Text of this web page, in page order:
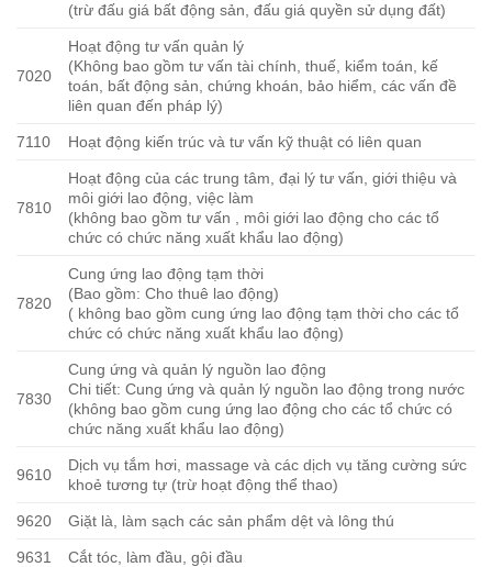
(trừ đấu giá bất động sản, đấu giá quyền sử dụng đất)
7020
Hoạt động tư vấn quản lý
(Không bao gồm tư vấn tài chính, thuế, kiểm toán, kế
toán, bất động sản, chứng khoán, bảo hiểm, các vấn đề
liên quan đến pháp lý)
7110 Hoạt động kiến trúc và tư vấn kỹ thuật có liên quan
7810
Hoạt động của các trung tâm, đại lý tư vấn, giới thiệu và
môi giới lao động, việc làm
(không bao gồm tư vấn , môi giới lao động cho các tổ
chức có chức năng xuất khẩu lao động)
7820
Cung ứng lao động tạm thời
(Bao gồm: Cho thuê lao động)
( không bao gồm cung ứng lao động tạm thời cho các tổ
chức có chức năng xuất khẩu lao động)
7830
Cung ứng và quản lý nguồn lao động
Chi tiết: Cung ứng và quản lý nguồn lao động trong nước
(không bao gồm cung ứng lao động cho các tổ chức có
chức năng xuất khẩu lao động)
9610
Dịch vụ tắm hơi, massage và các dịch vụ tăng cường sức
khoẻ tương tự (trừ hoạt động thể thao)
9620 Giặt là, làm sạch các sản phẩm dệt và lông thú
9631 Cắt tóc, làm đầu, gội đầu